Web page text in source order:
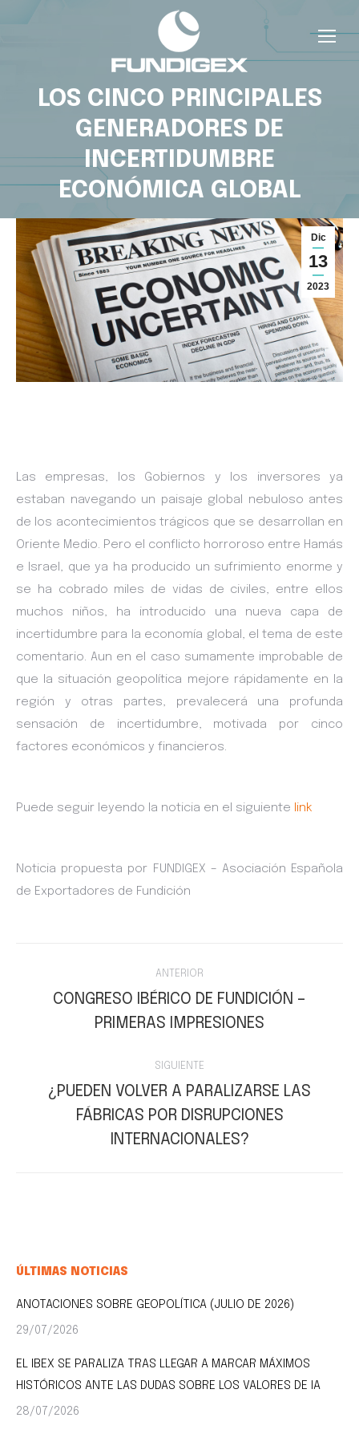
LOS CINCO PRINCIPALES
GENERADORES DE
INCERTIDUMBRE
ECONÓMICA GLOBAL
Dic
13
2023
Las empresas, los Gobiernos y los inversores ya
estaban navegando un paisaje global nebuloso antes
de los acontecimientos trágicos que se desarrollan en
Oriente Medio. Pero el conflicto horroroso entre Hamás
e Israel, que ya ha producido un sufrimiento enorme y
se ha cobrado miles de vidas de civiles, entre ellos
muchos niños, ha introducido una nueva capa de
incertidumbre para la economía global, el tema de este
comentario. Aun en el caso sumamente improbable de
que la situación geopolítica mejore rápidamente en la
región y otras partes, prevalecerá una profunda
sensación de incertidumbre, motivada por cinco
factores económicos y financieros.
Puede seguir leyendo la noticia en el siguiente link
Noticia propuesta por FUNDIGEX – Asociación Española
de Exportadores de Fundición
entre
publicaciones
ANTERIOR
anterior:
CONGRESO IBÉRICO DE FUNDICIÓN –
PRIMERAS IMPRESIONES
SIGUIENTE
Publicación
siguiente:
¿PUEDEN VOLVER A PARALIZARSE LAS
FÁBRICAS POR DISRUPCIONES
INTERNACIONALES?
ÚLTIMAS NOTICIAS
ANOTACIONES SOBRE GEOPOLÍTICA (JULIO DE 2026)
29/07/2026
EL IBEX SE PARALIZA TRAS LLEGAR A MARCAR MÁXIMOS
HISTÓRICOS ANTE LAS DUDAS SOBRE LOS VALORES DE IA
28/07/2026